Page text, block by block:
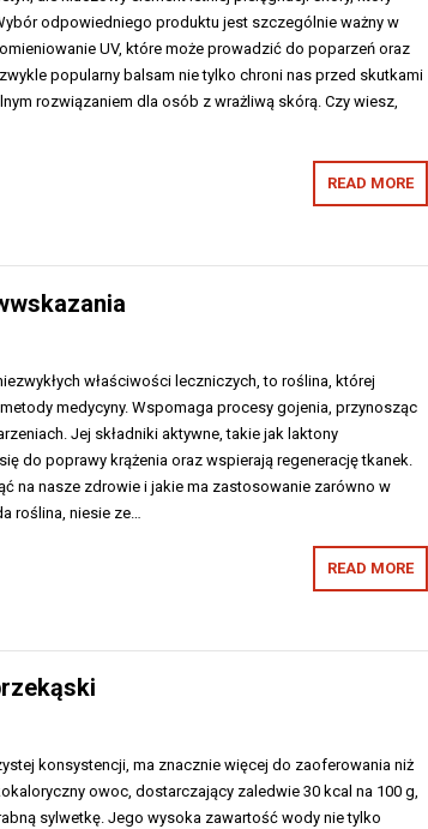
odpowiedniego produktu jest szczególnie ważny w
UV, które może prowadzić do poparzeń oraz
popularny balsam nie tylko chroni nas przed skutkami
rozwiązaniem dla osób z wrażliwą skórą. Czy wiesz,
READ MORE
właściwości leczniczych, to roślina, której
medycyny. Wspomaga procesy gojenia, przynosząc
Jej składniki aktywne, takie jak laktony
do poprawy krążenia oraz wspierają regenerację tkanek.
na nasze zdrowie i jakie ma zastosowanie zarówno w
roślina, niesie ze…
READ MORE
konsystencji, ma znacznie więcej do zaoferowania niż
owoc, dostarczający zaledwie 30 kcal na 100 g,
sylwetkę. Jego wysoka zawartość wody nie tylko